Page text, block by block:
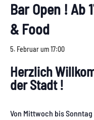
Bar Open ! Ab
& Food
5. Februar um 17:00
Herzlich
der Stadt !
Von Mittwoch bis